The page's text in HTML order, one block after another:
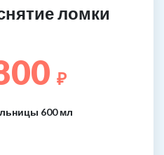
ломки
₽
600 мл